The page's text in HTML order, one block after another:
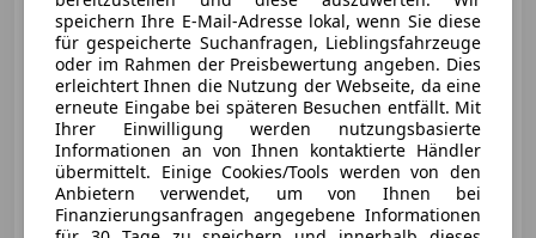
€ 7 500
speichern Ihre E-Mail-Adresse lokal, wenn Sie diese
für gespeicherte Suchanfragen, Lieblingsfahrzeuge
oder im Rahmen der Preisbewertung angeben. Dies
erleichtert Ihnen die Nutzung der Webseite, da eine
erneute Eingabe bei späteren Besuchen entfällt. Mit
Ihrer Einwilligung werden nutzungsbasierte
Informationen an von Ihnen kontaktierte Händler
übermittelt. Einige Cookies/Tools werden von den
Anbietern verwendet, um von Ihnen bei
Finanzierungsanfragen angegebene Informationen